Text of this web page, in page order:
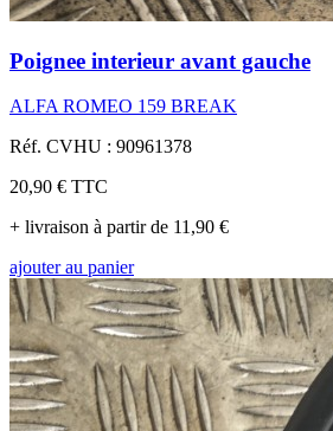
Poignee interieur avant gauche
ALFA ROMEO 159 BREAK
Réf. CVHU : 90961378
20,90 € TTC
+ livraison à partir de 11,90 €
ajouter au panier